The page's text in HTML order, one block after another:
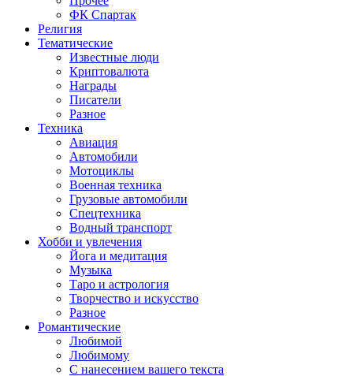
ФК Спартак
Религия
Тематические
Известные люди
Криптовалюта
Награды
Писатели
Разное
Техника
Авиация
Автомобили
Мотоциклы
Военная техника
Грузовые автомобили
Спецтехника
Водный транспорт
Хобби и увлечения
Йога и медитация
Музыка
Таро и астрология
Творчество и искусство
Разное
Романтические
Любимой
Любимому
С нанесением вашего текста